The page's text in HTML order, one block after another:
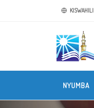
KISWAHILI
NYUMBA